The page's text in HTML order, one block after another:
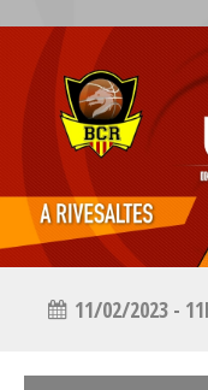
11/02/2023 -